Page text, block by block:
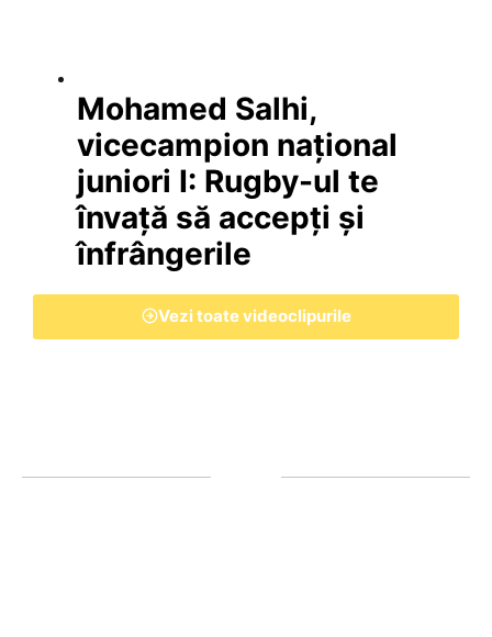
Mohamed Salhi,
vicecampion național
juniori I: Rugby-ul te
învață să accepți și
înfrângerile
Vezi toate videoclipurile